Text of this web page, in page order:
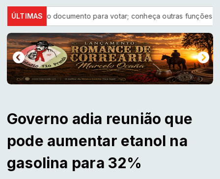
ÚLTIMAS
documento para votar; conheça outras funções úteis
Governo adia reunião que
pode aumentar etanol na
gasolina para 32%